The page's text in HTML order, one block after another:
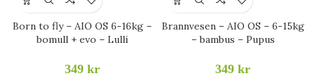
Born to fly – AIO OS 6-16kg –
bomull + evo – Lulli
349 kr
Brannvesen – AIO OS – 6-15kg
– bambus – Pupus
349 kr